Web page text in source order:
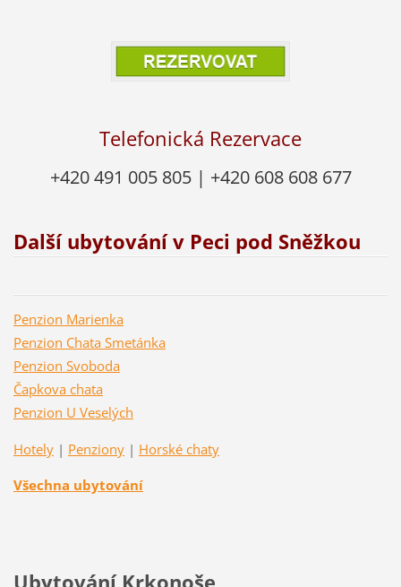
Telefonická Rezervace
+420 491 005 805 | +420 608 608 677
Další ubytování v Peci pod Sněžkou
Penzion Marienka
Penzion Chata Smetánka
Penzion Svoboda
Čapkova chata
Penzion U Veselých
Hotely| Penziony| Horské chaty
Všechna ubytování